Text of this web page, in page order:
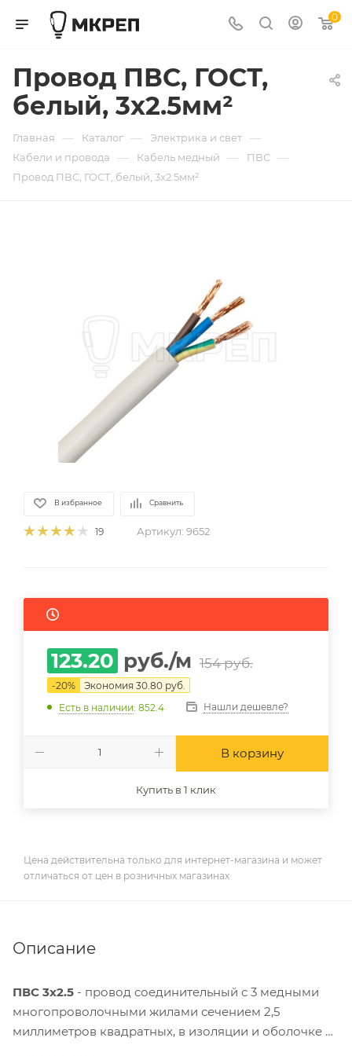
0
Провод ПВС, ГОСТ,
белый, 3x2.5мм²
Главная — Каталог — Электрика и свет —
Кабели и провода — Кабель медный — ПВС —
Провод ПВС, ГОСТ, белый, 3x2.5мм²
В избранное Сравнить
19 Артикул: 9652
123.20 руб./м 154руб.
-20% Экономия 30.80 руб.
Есть в наличии: 852.4 Нашли дешевле?
В корзину
Купить в 1 клик
Цена действительна только для интернет-магазина и может
отличаться от цен в розничных магазинах
Описание
ПВС 3x2.5 - провод соединительный с 3 медными
многопроволочными жилами сечением 2,5
миллиметров квадратных, в изоляции и оболочке из